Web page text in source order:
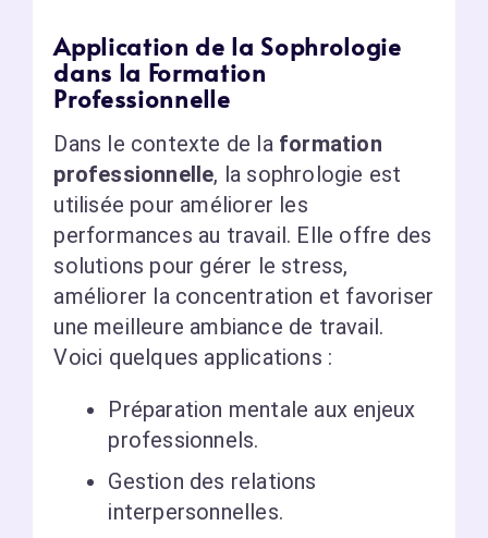
Application de la Sophrologie
dans la Formation
Professionnelle
Dans le contexte de la formation
professionnelle, la sophrologie est
utilisée pour améliorer les
performances au travail. Elle offre des
solutions pour gérer le stress,
améliorer la concentration et favoriser
une meilleure ambiance de travail.
Voici quelques applications :
Préparation mentale aux enjeux
professionnels.
Gestion des relations
interpersonnelles.